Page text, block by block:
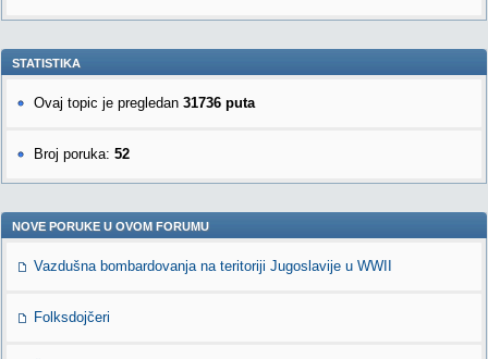
STATISTIKA
Ovaj topic je pregledan 31736 puta
Broj poruka: 52
NOVE PORUKE U OVOM FORUMU
Vazdušna bombardovanja na teritoriji Jugoslavije u WWII
Folksdojčeri